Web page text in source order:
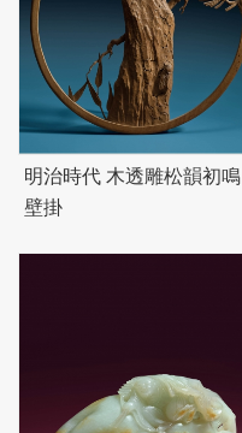
明治時代 木透雕松韻初鳴
壁掛